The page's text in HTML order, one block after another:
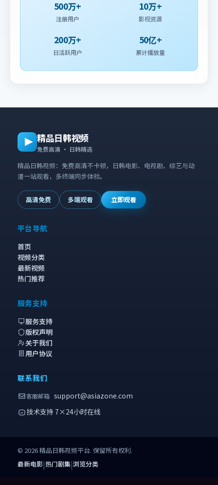
500万+
注册用户
10万+
影视资源
200万+
日活跃用户
50亿+
累计播放量
精品日韩视频
免费高清 · 日韩精选
精品日韩视频：免费高清不卡顿，日韩电影、电视剧、综艺与动
漫一站观看，多终端同步体验。
高清免费 多端观看 立即观看
平台导航
首页
视频分类
最新视频
热门推荐
服务支持
服务支持
版权声明
关于我们
用户协议
联系我们
客服邮箱 support@asiazone.com
技术支持 7×24小时在线
© 2026精品日韩视频平台. 保留所有权利.
最新电影|热门剧集|浏览分类